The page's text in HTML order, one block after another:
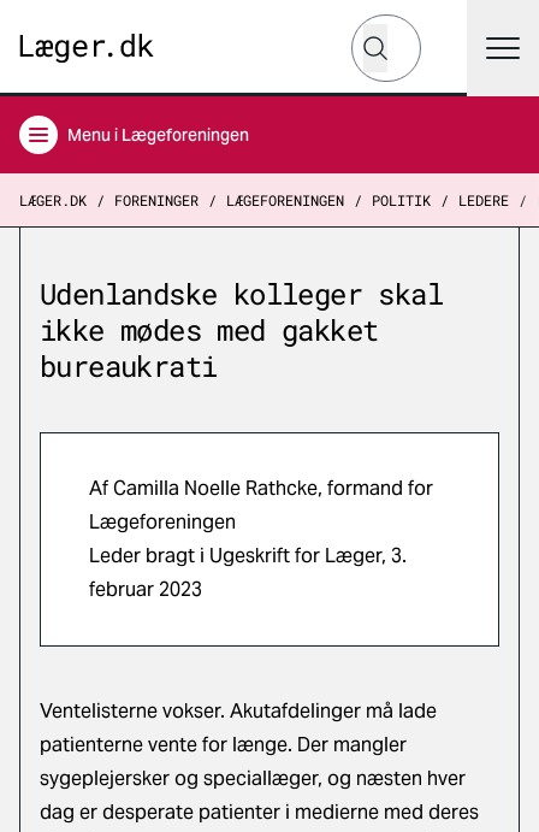
Hvad leder du efter?
Søg
Menu i Lægeforeningen
LÆGER.DK FORENINGER LÆGEFORENINGEN POLITIK LEDERE
Udenlandske kolleger skal
ikke mødes med gakket
bureaukrati
Af Camilla Noelle Rathcke, formand for
Lægeforeningen
Leder bragt i Ugeskrift for Læger, 3.
februar 2023
Ventelisterne vokser. Akutafdelinger må lade
patienterne vente for længe. Der mangler
sygeplejersker og speciallæger, og næsten hver
dag er desperate patienter i medierne med deres